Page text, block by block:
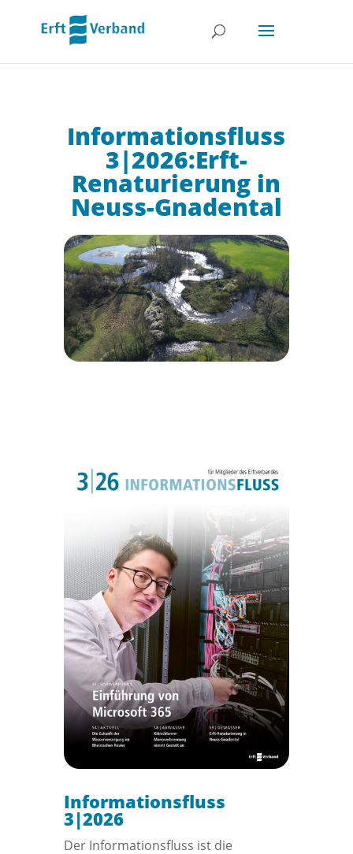
Informationsfluss
3|2026:Erft-
Renaturierung in
Neuss-Gnadental
Informationsfluss
3|2026
Der Informationsfluss ist die